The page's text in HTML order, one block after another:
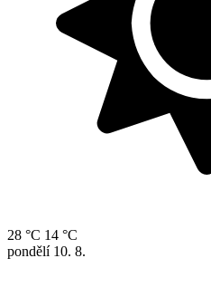
28 °C 14 °C
pondělí 10. 8.